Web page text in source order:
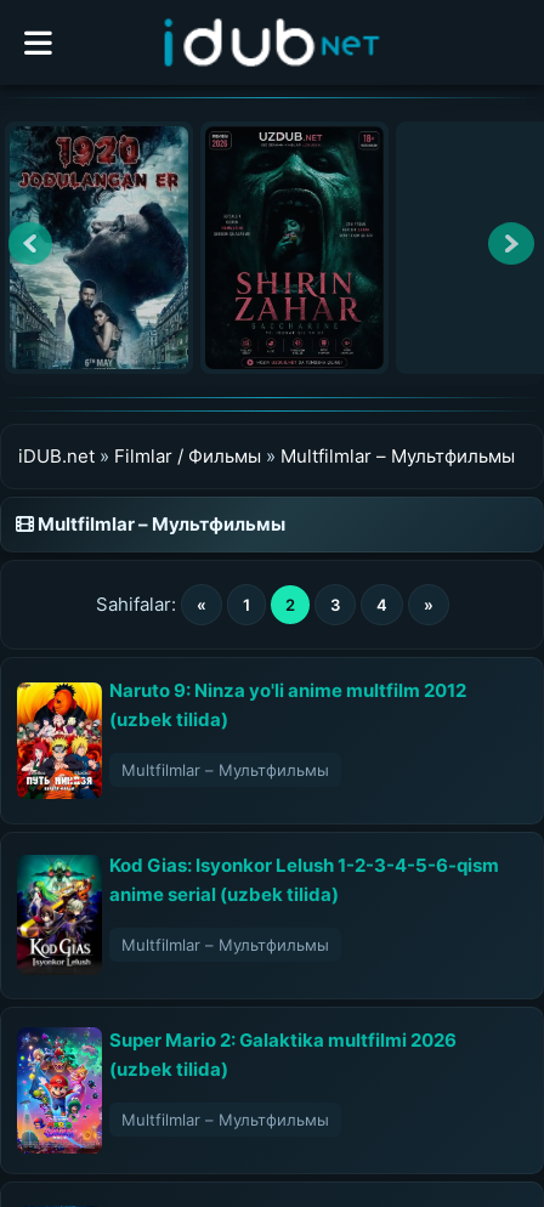
iDUB.net » Filmlar / Фильмы » Multfilmlar – Мультфильмы
Multfilmlar – Мультфильмы
Sahifalar: « 1 2 3 4 »
Naruto 9: Ninza yo'li anime multfilm 2012
(uzbek tilida)
Multfilmlar – Мультфильмы
Kod Gias: Isyonkor Lelush 1-2-3-4-5-6-qism
anime serial (uzbek tilida)
Multfilmlar – Мультфильмы
Super Mario 2: Galaktika multfilmi 2026
(uzbek tilida)
Multfilmlar – Мультфильмы